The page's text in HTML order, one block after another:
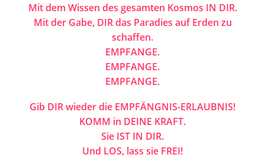
Mit dem Wissen des gesamten Kosmos IN DIR.
Mit der Gabe, DIR das Paradies auf Erden zu
schaffen.
EMPFANGE.
EMPFANGE.
EMPFANGE.
Gib DIR wieder die EMPFÄNGNIS-ERLAUBNIS!
KOMM in DEINE KRAFT.
Sie IST IN DIR.
Und LOS, lass sie FREI!